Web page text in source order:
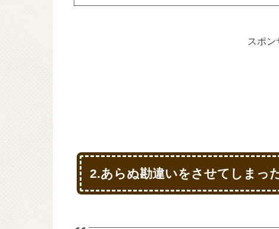
スポン
2.あらぬ勘違いをさせてしまっ